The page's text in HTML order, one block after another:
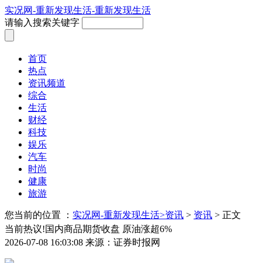
实况网-重新发现生活-重新发现生活
请输入搜索关键字
首页
热点
资讯频道
综合
生活
财经
科技
娱乐
汽车
时尚
健康
旅游
您当前的位置 ： 实况网-重新发现生活>资讯 > 资讯 > 正文
当前热议!国内商品期货收盘 原油涨超6%
2026-07-08 16:03:08 来源：证券时报网